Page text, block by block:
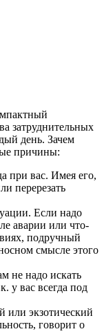
затруднительных
день. Зачем
причины:
при вас. Имея его,
перерезать
Если надо
аварии или что-
подручный
смысле этого
не надо искать
у вас всегда под
или экзотический
говорит о